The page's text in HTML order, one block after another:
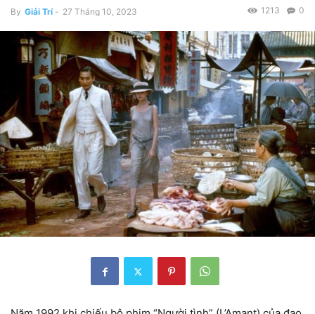
By Giải Trí - 27 Tháng 10, 2023 0
1213